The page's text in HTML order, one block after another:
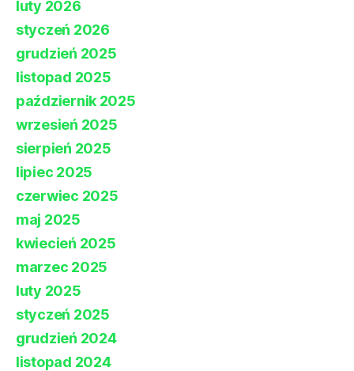
luty 2026
styczeń 2026
grudzień 2025
listopad 2025
październik 2025
wrzesień 2025
sierpień 2025
lipiec 2025
czerwiec 2025
maj 2025
kwiecień 2025
marzec 2025
luty 2025
styczeń 2025
grudzień 2024
listopad 2024